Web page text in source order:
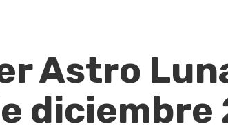
Astro
diciembre